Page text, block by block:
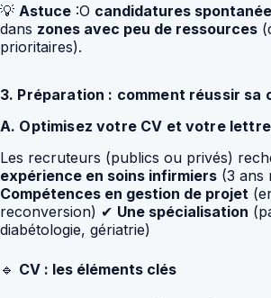
💡 Astuce :O candidatures
dans zones avec peu de ressources
prioritaires).
3. Préparation : comment réussir sa
A. Optimisez votre CV et votre
Les recruteurs (publics ou privés)
expérience en soins infirmiers (3 ans
Compétences en gestion de projet
reconversion) ✔ Une spécialisation
diabétologie, gériatrie)
🔹 CV : les éléments clés